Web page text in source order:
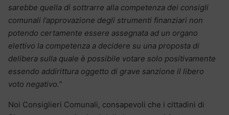
sarebbe quella di sottrarre alla competenza dei consigli
comunali l’approvazione degli strumenti finanziari non
potendo certamente essere assegnata ad un organo
elettivo la competenza a decidere su una proposta di
delibera sulla quale è possibile votare solo positivamente
essendo addirittura oggetto di grave sanzione il libero
voto negativo.”
Noi Consiglieri Comunali, consapevoli che i cittadini di